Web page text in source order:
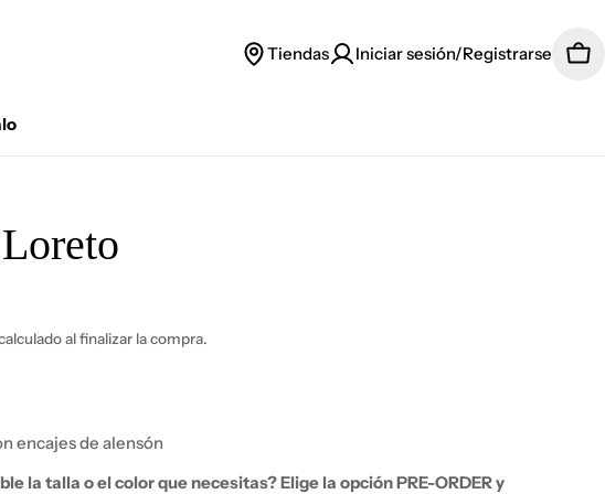
Tiendas Iniciar sesión/Registrarse
al finalizar la compra.
encajes de alensón
la talla o el color que necesitas?Elige la opción PRE-ORDER y